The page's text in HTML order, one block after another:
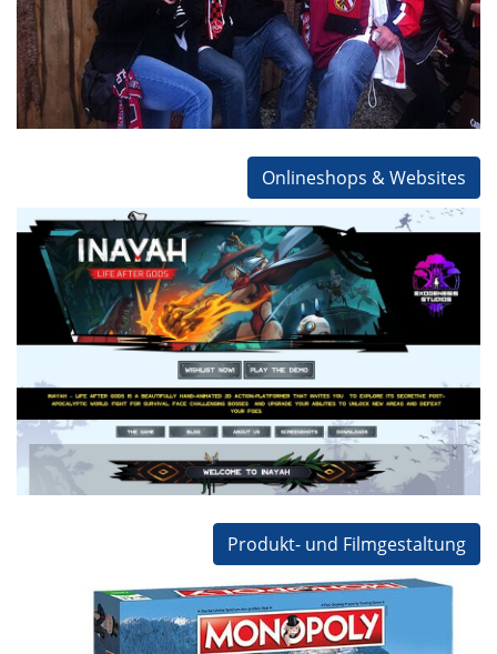
Promotions
Diageo / Jägermeister / Coke / PSD Bank u.a.
Konzeptarbeit Eventmanagement Kooperationen Promotion
Onlineshops & Websites
Inayah Game
Exogames
Konzeptarbeit Programmierung CMS
Produkt- und Filmgestaltung